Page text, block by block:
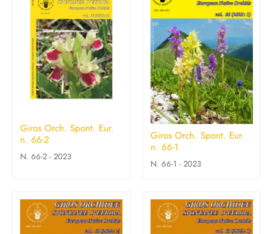
Giros Orch. Spont. Eur.
n. 66-2
N. 66-2 - 2023
Giros Orch. Spont. Eur.
n. 66-1
N. 66-1 - 2023